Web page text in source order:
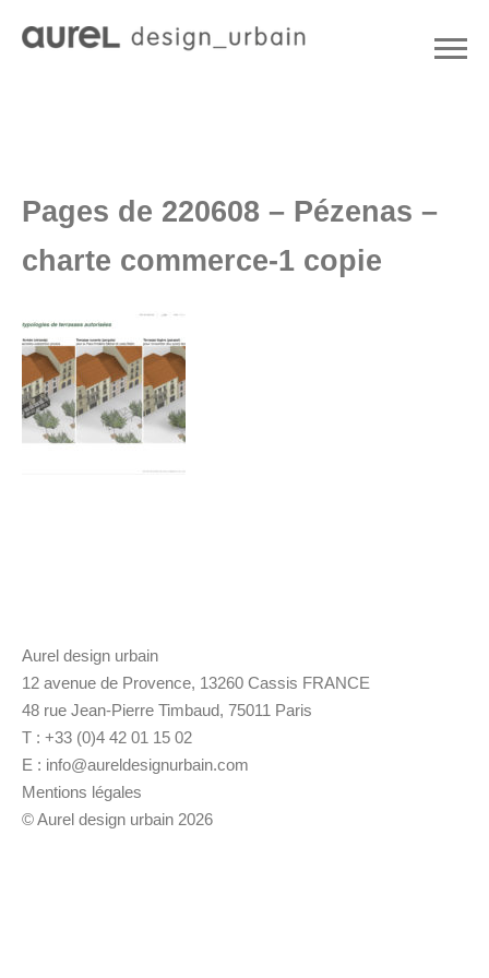
Pages de 220608 – Pézenas –
charte commerce-1 copie
Aurel design urbain
12 avenue de Provence, 13260 Cassis FRANCE
48 rue Jean-Pierre Timbaud, 75011 Paris
T : +33 (0)4 42 01 15 02
E : info@aureldesignurbain.com
Mentions légales
© Aurel design urbain 2026